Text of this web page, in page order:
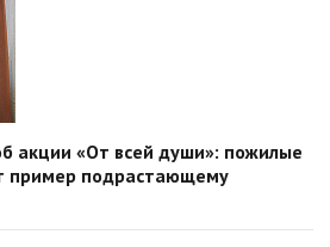
акции «От всей души»: пожилые
пример подрастающему